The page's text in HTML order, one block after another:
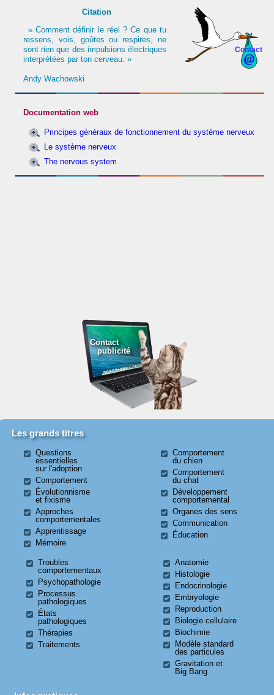
Contact
Citation
« Comment définir le réel ? Ce que tu
ressens, vois, goûtes ou respires, ne
sont rien que des impulsions électriques
interprétées par ton cerveau. »
Andy Wachowski
Documentation web
Principes généraux de fonctionnement du système nerveux
Le système nerveux
The nervous system
Contact
publicité
Les grands titres
Questions
essentielles
sur l'adoption
Comportement
Évolutionnisme
et fixisme
Approches
comportementales
Apprentissage
Mémoire
Comportement
du chien
Comportement
du chat
Développement
comportemental
Organes des sens
Communication
Éducation
Troubles
comportementaux
Psychopathologie
Processus
pathologiques
États
pathologiques
Thérapies
Traitements
Anatomie
Histologie
Endocrinologie
Embryologie
Reproduction
Biologie cellulaire
Biochimie
Modèle standard
des particules
Gravitation et
Big Bang